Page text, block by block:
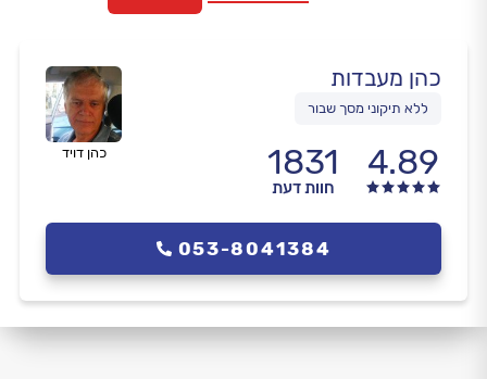
כהן מעבדות
ללא תיקוני מסך שבור
4.89
1831
חוות דעת
כהן דויד
053-8041384